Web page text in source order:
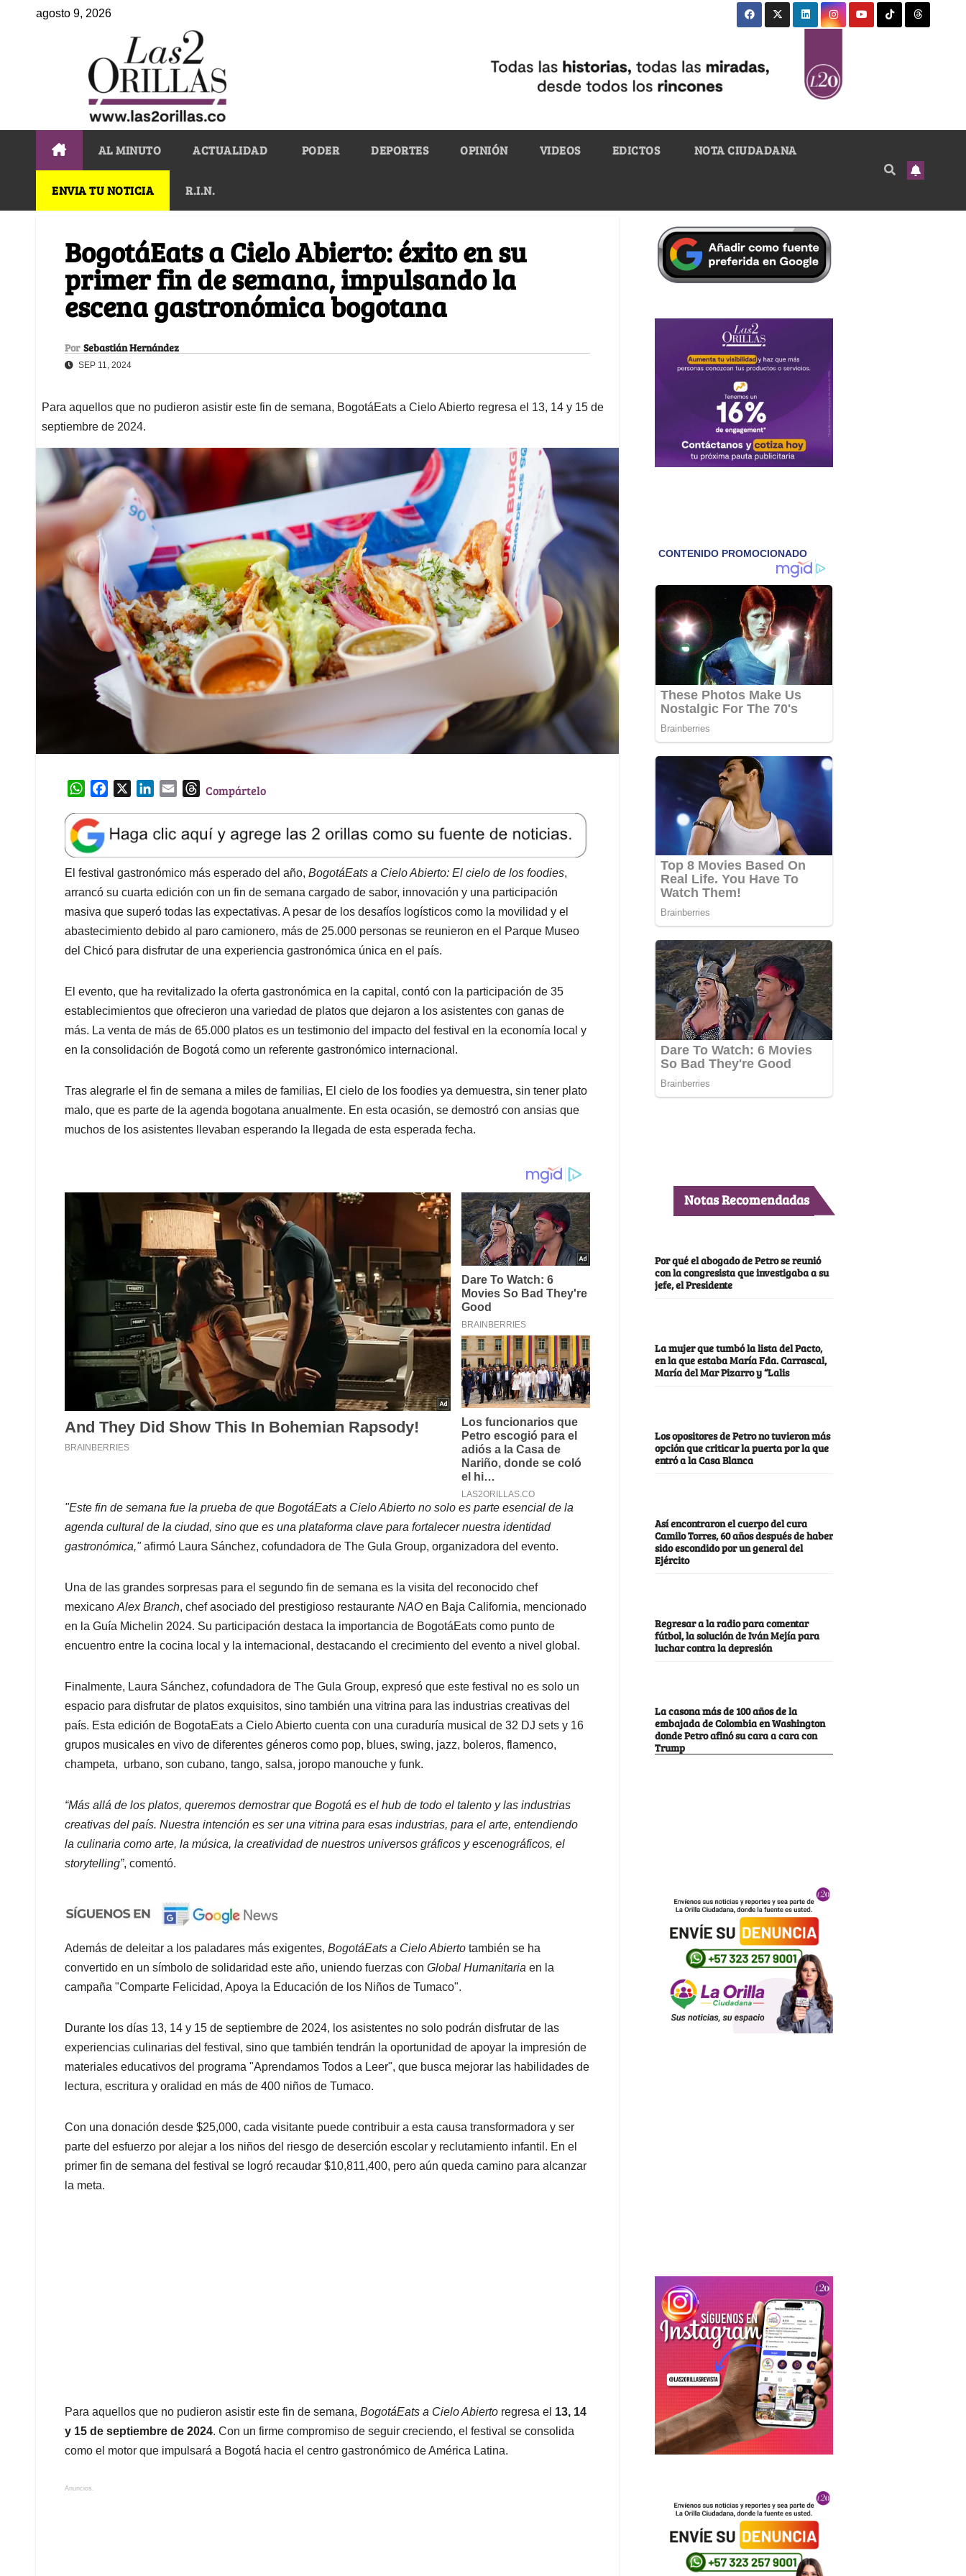
agosto 9, 2026
AL MINUTO ACTUALIDAD PODER DEPORTES OPINIÓN VIDEOS EDICTOS NOTA CIUDADANA
ENVIA TU NOTICIA R.I.N.
BogotáEats a Cielo Abierto: éxito en su
primer fin de semana, impulsando la
escena gastronómica bogotana
Por Sebastián Hernández
SEP 11, 2024
Para aquellos que no pudieron asistir este fin de semana, BogotáEats a Cielo Abierto regresa el 13, 14 y 15 de
septiembre de 2024.
W
a
t
s
A
p
p
e
b
o
o
k
k
e
d
I
n
l
T
e
a
d
s
Compártelo
El festival gastronómico más esperado del año, BogotáEats a Cielo Abierto: El cielo de los foodies,
arrancó su cuarta edición con un fin de semana cargado de sabor, innovación y una participación
masiva que superó todas las expectativas. A pesar de los desafíos logísticos como la movilidad y el
abastecimiento debido al paro camionero, más de 25.000 personas se reunieron en el Parque Museo
del Chicó para disfrutar de una experiencia gastronómica única en el país.
El evento, que ha revitalizado la oferta gastronómica en la capital, contó con la participación de 35
establecimientos que ofrecieron una variedad de platos que dejaron a los asistentes con ganas de
más. La venta de más de 65.000 platos es un testimonio del impacto del festival en la economía local y
en la consolidación de Bogotá como un referente gastronómico internacional.
Tras alegrarle el fin de semana a miles de familias, El cielo de los foodies ya demuestra, sin tener plato
malo, que es parte de la agenda bogotana anualmente. En esta ocasión, se demostró con ansias que
muchos de los asistentes llevaban esperando la llegada de esta esperada fecha.
"Este fin de semana fue la prueba de que BogotáEats a Cielo Abierto no solo es parte esencial de la
agenda cultural de la ciudad, sino que es una plataforma clave para fortalecer nuestra identidad
gastronómica,"afirmó Laura Sánchez, cofundadora de The Gula Group, organizadora del evento.
Una de las grandes sorpresas para el segundo fin de semana es la visita del reconocido chef
mexicano Alex Branch, chef asociado del prestigioso restaurante NAO en Baja California, mencionado
en la Guía Michelin 2024. Su participación destaca la importancia de BogotáEats como punto de
encuentro entre la cocina local y la internacional, destacando el crecimiento del evento a nivel global.
Finalmente, Laura Sánchez, cofundadora de The Gula Group, expresó que este festival no es solo un
espacio para disfrutar de platos exquisitos, sino también una vitrina para las industrias creativas del
país. Esta edición de BogotaEats a Cielo Abierto cuenta con una curaduría musical de 32 DJ sets y 16
grupos musicales en vivo de diferentes géneros como pop, blues, swing, jazz, boleros, flamenco,
champeta, urbano, son cubano, tango, salsa, joropo manouche y funk.
“Más allá de los platos, queremos demostrar que Bogotá es el hub de todo el talento y las industrias
creativas del país. Nuestra intención es ser una vitrina para esas industrias, para el arte, entendiendo
la culinaria como arte, la música, la creatividad de nuestros universos gráficos y escenográficos, el
storytelling”, comentó.
Además de deleitar a los paladares más exigentes, BogotáEats a Cielo Abierto también se ha
convertido en un símbolo de solidaridad este año, uniendo fuerzas con Global Humanitaria en la
campaña "Comparte Felicidad, Apoya la Educación de los Niños de Tumaco".
Durante los días 13, 14 y 15 de septiembre de 2024, los asistentes no solo podrán disfrutar de las
experiencias culinarias del festival, sino que también tendrán la oportunidad de apoyar la impresión de
materiales educativos del programa "Aprendamos Todos a Leer", que busca mejorar las habilidades de
lectura, escritura y oralidad en más de 400 niños de Tumaco.
Con una donación desde $25,000, cada visitante puede contribuir a esta causa transformadora y ser
parte del esfuerzo por alejar a los niños del riesgo de deserción escolar y reclutamiento infantil. En el
primer fin de semana del festival se logró recaudar $10,811,400, pero aún queda camino para alcanzar
la meta.
Para aquellos que no pudieron asistir este fin de semana, BogotáEats a Cielo Abierto regresa el 13, 14
y 15 de septiembre de 2024. Con un firme compromiso de seguir creciendo, el festival se consolida
como el motor que impulsará a Bogotá hacia el centro gastronómico de América Latina.
Anuncios.
Notas Recomendadas
Por qué el abogado de Petro se reunió
con la congresista que investigaba a su
jefe, el Presidente
La mujer que tumbó la lista del Pacto,
en la que estaba María Fda. Carrascal,
María del Mar Pizarro y “Lalis
Los opositores de Petro no tuvieron más
opción que criticar la puerta por la que
entró a la Casa Blanca
Así encontraron el cuerpo del cura
Camilo Torres, 60 años después de haber
sido escondido por un general del
Ejército
Regresar a la radio para comentar
fútbol, la solución de Iván Mejía para
luchar contra la depresión
La casona más de 100 años de la
embajada de Colombia en Washington
donde Petro afinó su cara a cara con
Trump